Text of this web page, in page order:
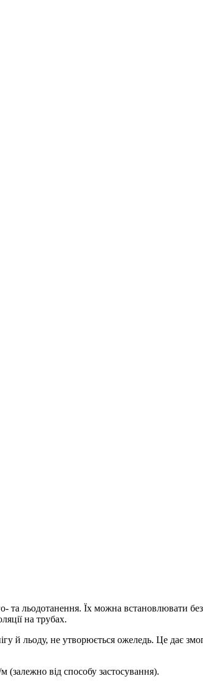
та льодотанення. Їх можна встановлювати
на трубах.
й льоду, не утворюється ожеледь. Це дає
(залежно від способу застосування).